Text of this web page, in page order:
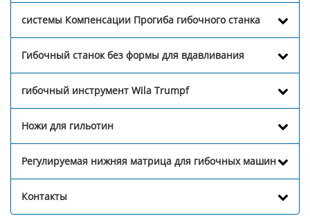
системы Компенсации Прогиба гибочного станка
Гибочный станок без формы для вдавливания
гибочный инструмент Wila Trumpf
Ножи для гильотин
Регулируемая нижняя матрица для гибочных машин
Контакты